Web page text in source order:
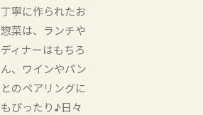
丁寧に作られたお
惣菜は、ランチや
ディナーはもちろ
ん、ワインやパン
とのペアリングに
もぴったり♪日々